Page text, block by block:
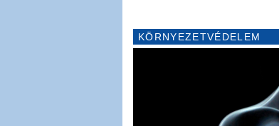
KÖRNYEZETVÉDELEM